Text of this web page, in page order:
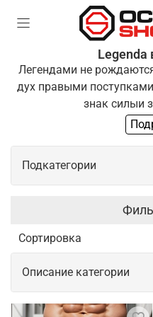
Легендами не
дух правыми
знак силыи
Одежда "Легенда"
путьпреодоления и
этипринципы, ты готов
Подкатегории
Боксерские
Шлем для бокса
Щитки шингарды
Описание категории
Одежда и